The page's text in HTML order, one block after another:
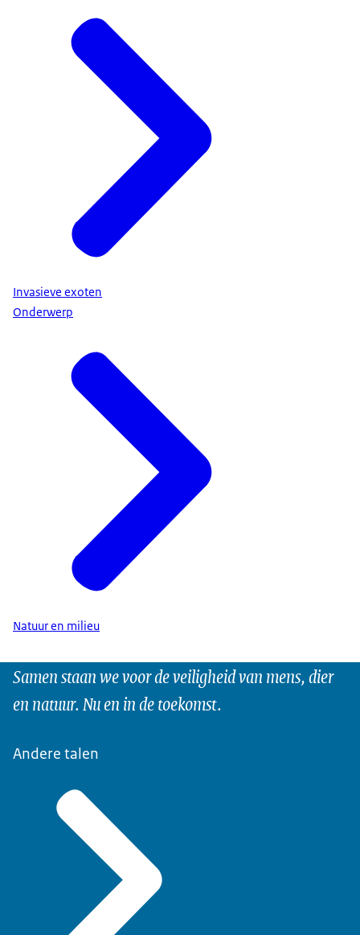
Invasieve exoten
Onderwerp
Natuur en milieu
Samen staan we voor de veiligheid van mens, dier
en natuur. Nu en in de toekomst.
Andere talen